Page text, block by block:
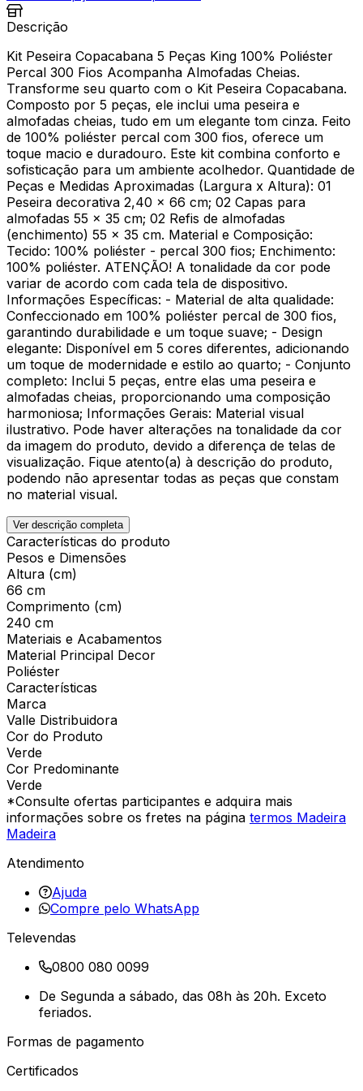
Descrição
Kit Peseira Copacabana 5 Peças King 100% Poliéster
Percal 300 Fios Acompanha Almofadas Cheias.
Transforme seu quarto com o Kit Peseira Copacabana.
Composto por 5 peças, ele inclui uma peseira e
almofadas cheias, tudo em um elegante tom cinza. Feito
de 100% poliéster percal com 300 fios, oferece um
toque macio e duradouro. Este kit combina conforto e
sofisticação para um ambiente acolhedor. Quantidade de
Peças e Medidas Aproximadas (Largura x Altura): 01
Peseira decorativa 2,40 x 66 cm; 02 Capas para
almofadas 55 x 35 cm; 02 Refis de almofadas
(enchimento) 55 x 35 cm. Material e Composição:
Tecido: 100% poliéster - percal 300 fios; Enchimento:
100% poliéster. ATENÇÃO! A tonalidade da cor pode
variar de acordo com cada tela de dispositivo.
Informações Específicas: - Material de alta qualidade:
Confeccionado em 100% poliéster percal de 300 fios,
garantindo durabilidade e um toque suave; - Design
elegante: Disponível em 5 cores diferentes, adicionando
um toque de modernidade e estilo ao quarto; - Conjunto
completo: Inclui 5 peças, entre elas uma peseira e
almofadas cheias, proporcionando uma composição
harmoniosa; Informações Gerais: Material visual
ilustrativo. Pode haver alterações na tonalidade da cor
da imagem do produto, devido a diferença de telas de
visualização. Fique atento(a) à descrição do produto,
podendo não apresentar todas as peças que constam
no material visual.
Ver descrição completa
Características do produto
Pesos e Dimensões
Altura (cm)
66 cm
Comprimento (cm)
240 cm
Materiais e Acabamentos
Material Principal Decor
Poliéster
Características
Marca
Valle Distribuidora
Cor do Produto
Verde
Cor Predominante
Verde
*Consulte ofertas participantes e adquira mais
informações sobre os fretes na página termos Madeira
Madeira
Atendimento
Ajuda
Compre pelo WhatsApp
Televendas
0800 080 0099
De Segunda a sábado, das 08h às 20h. Exceto
feriados.
Formas de pagamento
Certificados